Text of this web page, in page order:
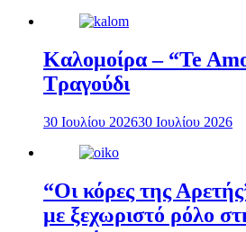
Καλομοίρα – “Te
Τραγούδι
30 Ιουλίου 202630 Ιουλίου 2026
“Οι κόρες της
με ξεχωριστό ρόλο